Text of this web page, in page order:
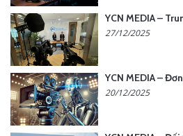
27/12/2025
20/12/2025